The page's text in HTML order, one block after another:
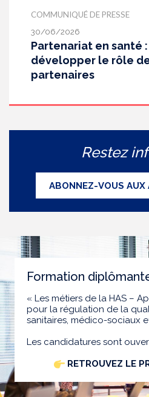
COMMUNIQUÉ DE PRESSE
30/06/2026
Partenariat en santé
développer le rôle
partenaires
Restez
ABONNEZ-VOUS AUX
Formation
« Les métiers de la HAS –
pour la régulation de la
sanitaires, médico-sociaux
Les candidatures sont
RETROUVEZ LE